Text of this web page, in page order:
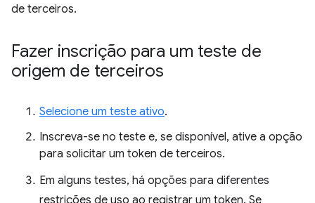
de terceiros.
Fazer inscrição para um teste de
origem de terceiros
Selecione um teste ativo.
Inscreva-se no teste e, se disponível, ative a opção
para solicitar um token de terceiros.
Em alguns testes, há opções para diferentes
restrições de uso ao registrar um token. Se